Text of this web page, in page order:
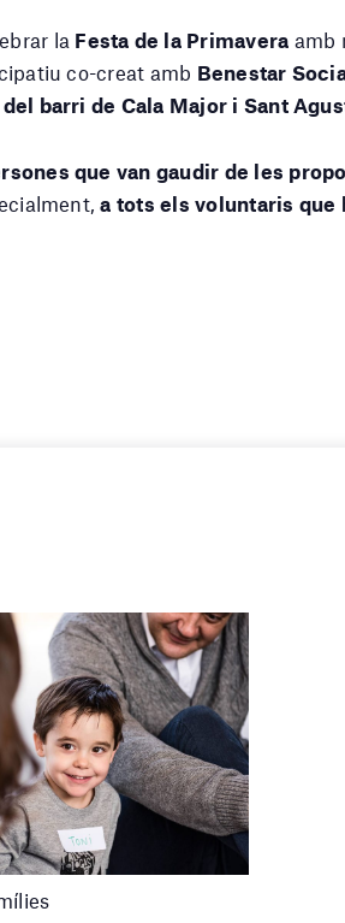
la Festa de la Primavera amb
co-creat amb Benestar
barri de Cala Major i Sant
que van gaudir de les
a tots els voluntaris que